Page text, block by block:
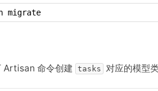
migrate
Artisan 命令创建 tasks 对应的模型